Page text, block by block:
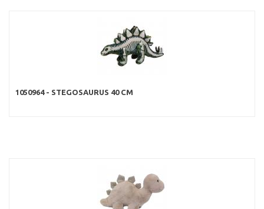
1050964 - STEGOSAURUS 40 CM